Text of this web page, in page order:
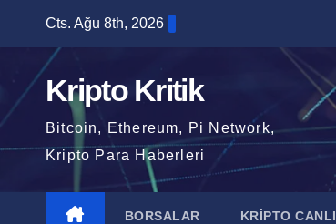
content
Cts. Ağu 8th, 2026
Kripto Kritik
Bitcoin, Ethereum, Pi Network,
Kripto Para Haberleri
BORSALAR KRİPTO CANLI